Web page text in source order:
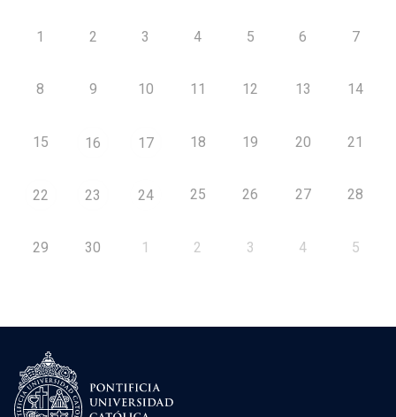
1 2 3 4 5 6 7
8 9 10 11 12 13 14
15 16 17 18 19 20 21
22 23 24 25 26 27 28
29 30 1 2 3 4 5